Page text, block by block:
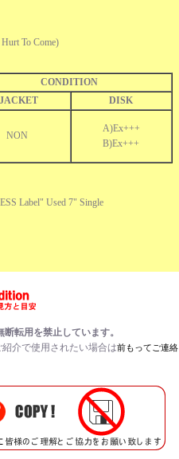
To Come)
CONDITION
JACKET
DISK
NON
A)Ex+++
B)Ex+++
Label" Used 7" Single
転用を禁止しています。
介で使用されたい場合は前もってご連絡